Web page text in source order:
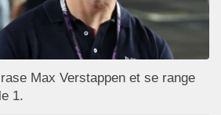
Max Verstappen et se range
1.